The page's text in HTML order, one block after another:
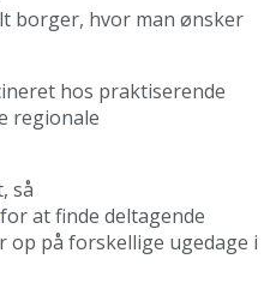
borger, hvor man ønsker
hos praktiserende
regionale
så
at finde deltagende
på forskellige ugedage i